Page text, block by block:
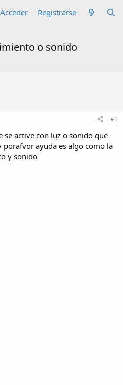
Acceder Registrarse
o sonido
#1
se active con luz o sonido que
porafvor ayuda es algo como la
y sonido